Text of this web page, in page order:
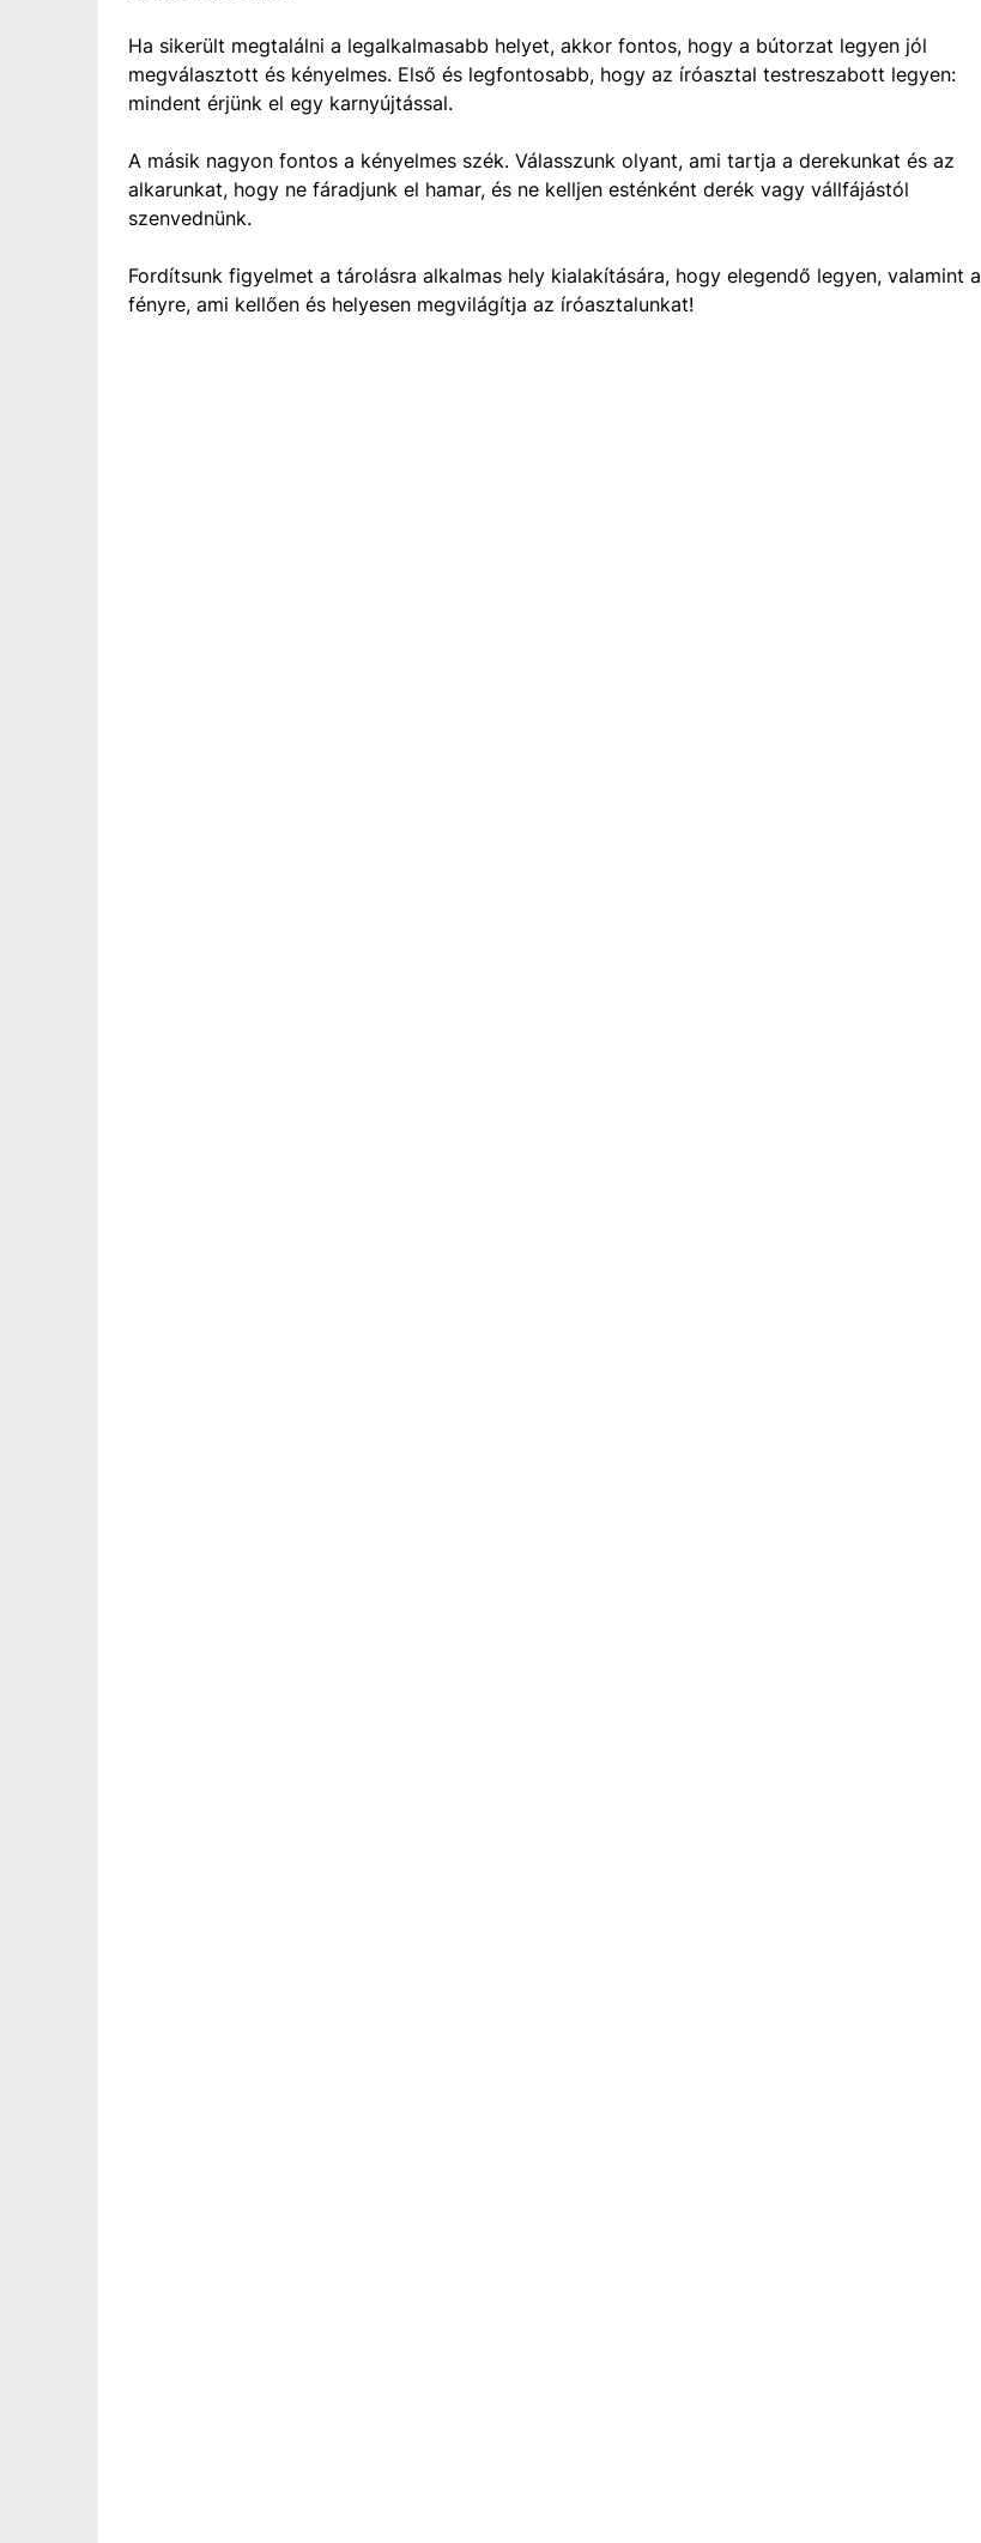
Ha sikerült megtalálni a legalkalmasabb helyet, akkor fontos, hogy a bútorzat legyen jól
megválasztott és kényelmes. Első és legfontosabb, hogy az íróasztal testreszabott legyen:
mindent érjünk el egy karnyújtással.
A másik nagyon fontos a kényelmes szék. Válasszunk olyant, ami tartja a derekunkat és az
alkarunkat, hogy ne fáradjunk el hamar, és ne kelljen esténként derék vagy vállfájástól
szenvednünk.
Fordítsunk figyelmet a tárolásra alkalmas hely kialakítására, hogy elegendő legyen, valamint a
fényre, ami kellően és helyesen megvilágítja az íróasztalunkat!